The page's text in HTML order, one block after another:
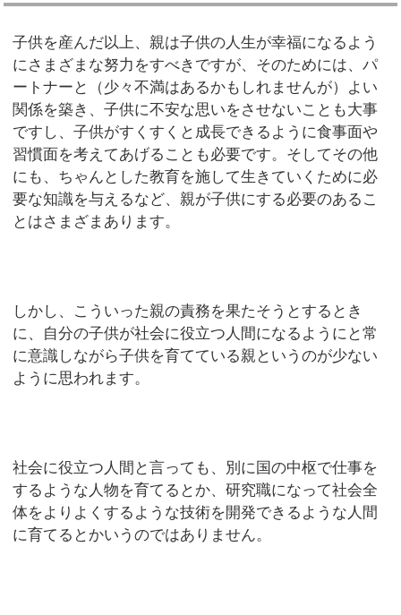
子供を産んだ以上、親は子供の人生が幸福になるよう
にさまざまな努力をすべきですが、そのためには、パ
ートナーと（少々不満はあるかもしれませんが）よい
関係を築き、子供に不安な思いをさせないことも大事
ですし、子供がすくすくと成長できるように食事面や
習慣面を考えてあげることも必要です。そしてその他
にも、ちゃんとした教育を施して生きていくために必
要な知識を与えるなど、親が子供にする必要のあるこ
とはさまざまあります。
しかし、こういった親の責務を果たそうとするとき
に、自分の子供が社会に役立つ人間になるようにと常
に意識しながら子供を育てている親というのが少ない
ように思われます。
社会に役立つ人間と言っても、別に国の中枢で仕事を
するような人物を育てるとか、研究職になって社会全
体をよりよくするような技術を開発できるような人間
に育てるとかいうのではありません。